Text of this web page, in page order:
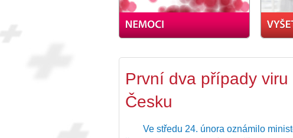
První dva případy viru
Česku
Ve středu 24. února oznámilo